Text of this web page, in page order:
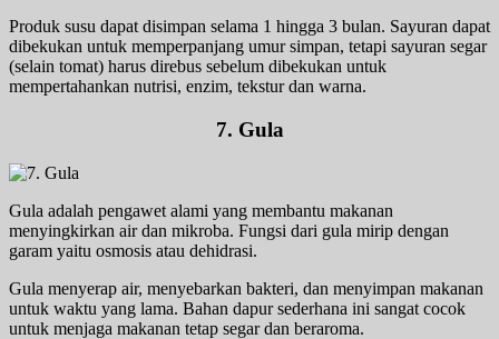
Produk susu dapat disimpan selama 1 hingga 3 bulan. Sayuran dapat
dibekukan untuk memperpanjang umur simpan, tetapi sayuran segar
(selain tomat) harus direbus sebelum dibekukan untuk
mempertahankan nutrisi, enzim, tekstur dan warna.
7. Gula
Gula adalah pengawet alami yang membantu makanan
menyingkirkan air dan mikroba. Fungsi dari gula mirip dengan
garam yaitu osmosis atau dehidrasi.
Gula menyerap air, menyebarkan bakteri, dan menyimpan makanan
untuk waktu yang lama. Bahan dapur sederhana ini sangat cocok
untuk menjaga makanan tetap segar dan beraroma.